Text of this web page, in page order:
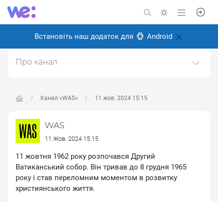
Встановіть наш додаток для Android
Канал «WAS» 11 жов. 2024 15:15
WAS
11 Жов. 2024 15:15
11 жовтня 1962 року розпочався Другий
Ватиканський собор. Він тривав до 8 грудня 1965
року і став переломним моментом в розвитку
християнського життя.
Про канал
Створено: 8 січня 2025
Відповідальні: